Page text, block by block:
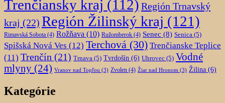
Trenčiansky kraj (112) Región Trnavský
kraj (22) Región Žilinský kraj (121)
Rimavská Sobota (4) Rožňava (10) Ružomberok (4) Senec (8) Senica (5)
Spišská Nová Ves (12) Terchová (30) Trenčianske Teplice
(11) Trenčín (21) Trnava (5) Tvrdošín (6) Uhrovec (5) Vodné
mlyny (24) Vranov nad Topľou (3) Zvolen (4) Žiar nad Hronom (3) Žilina (6)
Kategórie